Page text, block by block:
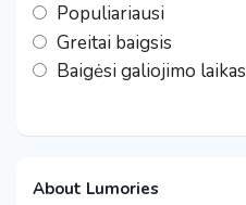
Populiariausi
Greitai baigsis
Baigėsi galiojimo laikas
About Lumories